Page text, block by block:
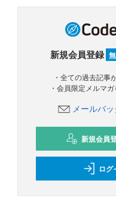
新規会員登録
・全ての過去記事
・会員限定メルマ
メールバ
新規会員
ログ